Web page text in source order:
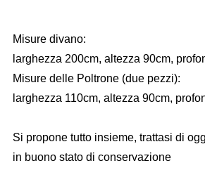
Misure divano:
larghezza 200cm, altezza 90cm,
Misure delle Poltrone (due pezzi):
larghezza 110cm, altezza 90cm,
Si propone tutto insieme, trattasi di
in buono stato di conservazione